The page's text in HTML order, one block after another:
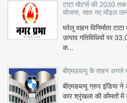
टाटा मोटर्स की 2030
योजना, सात नए मॉडल
घरेलू वाहन विनिर्माता
उत्पाद गतिविधियों पर
क...
बीएमडब्ल्यू के वाहन अगले
बीएमडब्ल्यू ग्रुप इंडिया
कार श्रृंखला की कीमतों